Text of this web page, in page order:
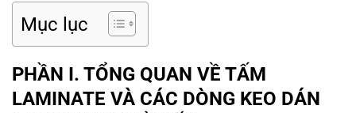
Mục lục
PHẦN I. TỔNG QUAN VỀ TẤM
LAMINATE VÀ CÁC DÒNG KEO DÁN